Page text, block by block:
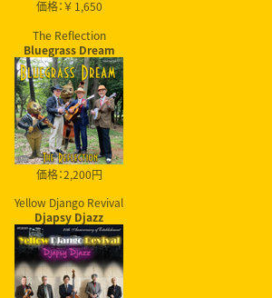
価格：￥ 1,650
The Reflection
Bluegrass Dream
価格：2,200円
Yellow Django Revival
Djapsy Djazz